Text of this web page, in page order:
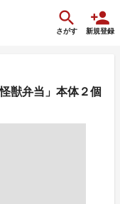
さがす 新規登録
獣弁当」本体２個